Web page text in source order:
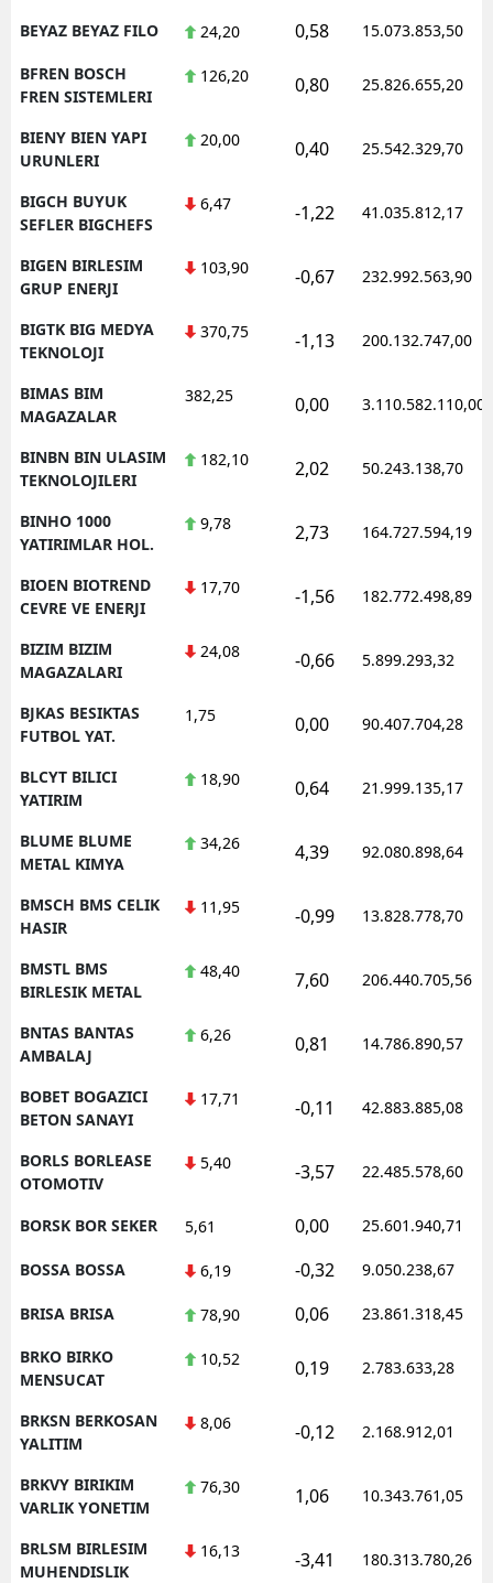
BEYAZ BEYAZ FILO 24,20 0,58 15.073.853,50
BFREN BOSCH
FREN SISTEMLERI
126,20 0,80 25.826.655,20
BIENY BIEN YAPI
URUNLERI
20,00 0,40 25.542.329,70
BIGCH BUYUK
SEFLER BIGCHEFS
6,47 -1,22 41.035.812,17
BIGEN BIRLESIM
GRUP ENERJI
103,90 -0,67 232.992.563,90
BIGTK BIG MEDYA
TEKNOLOJI
370,75 -1,13 200.132.747,00
BIMAS BIM
MAGAZALAR
382,25 0,00 3.110.582.110,00
BINBN BIN ULASIM
TEKNOLOJILERI
182,10 2,02 50.243.138,70
BINHO 1000
YATIRIMLAR HOL.
9,78 2,73 164.727.594,19
BIOEN BIOTREND
CEVRE VE ENERJI
17,70 -1,56 182.772.498,89
BIZIM BIZIM
MAGAZALARI
24,08 -0,66 5.899.293,32
BJKAS BESIKTAS
FUTBOL YAT.
1,75 0,00 90.407.704,28
BLCYT BILICI
YATIRIM
18,90 0,64 21.999.135,17
BLUME BLUME
METAL KIMYA
34,26 4,39 92.080.898,64
BMSCH BMS CELIK
HASIR
11,95 -0,99 13.828.778,70
BMSTL BMS
BIRLESIK METAL
48,40 7,60 206.440.705,56
BNTAS BANTAS
AMBALAJ
6,26 0,81 14.786.890,57
BOBET BOGAZICI
BETON SANAYI
17,71 -0,11 42.883.885,08
BORLS BORLEASE
OTOMOTIV
5,40 -3,57 22.485.578,60
BORSK BOR SEKER 5,61 0,00 25.601.940,71
BOSSA BOSSA 6,19 -0,32 9.050.238,67
BRISA BRISA 78,90 0,06 23.861.318,45
BRKO BIRKO
MENSUCAT
10,52 0,19 2.783.633,28
BRKSN BERKOSAN
YALITIM
8,06 -0,12 2.168.912,01
BRKVY BIRIKIM
VARLIK YONETIM
76,30 1,06 10.343.761,05
BRLSM BIRLESIM
MUHENDISLIK
16,13 -3,41 180.313.780,26